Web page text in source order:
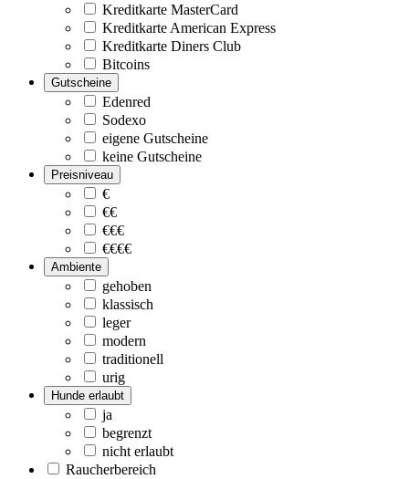
Kreditkarte MasterCard
Kreditkarte American Express
Kreditkarte Diners Club
Bitcoins
Gutscheine
Edenred
Sodexo
eigene Gutscheine
keine Gutscheine
Preisniveau
€
€€
€€€
€€€€
Ambiente
gehoben
klassisch
leger
modern
traditionell
urig
Hunde erlaubt
ja
begrenzt
nicht erlaubt
Raucherbereich